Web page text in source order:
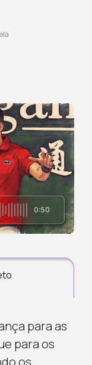
0:50
para as
para os
os